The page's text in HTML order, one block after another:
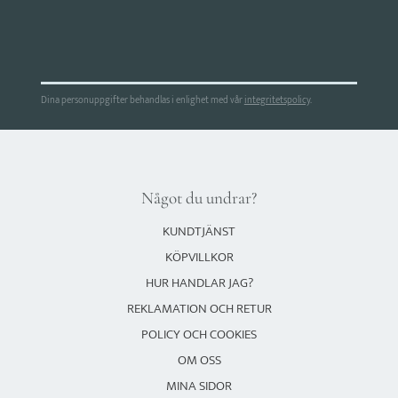
Dina personuppgifter behandlas i enlighet med vårintegritetspolicy.
Något du undrar?
KUNDTJÄNST
KÖPVILLKOR
HUR HANDLAR JAG?
REKLAMATION OCH RETUR
POLICY OCH COOKIES
OM OSS
MINA SIDOR